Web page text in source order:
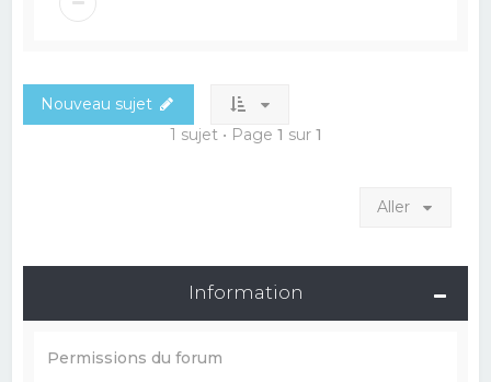
Nouveau sujet
1 sujet • Page 1 sur 1
Aller
Information
Permissions du forum